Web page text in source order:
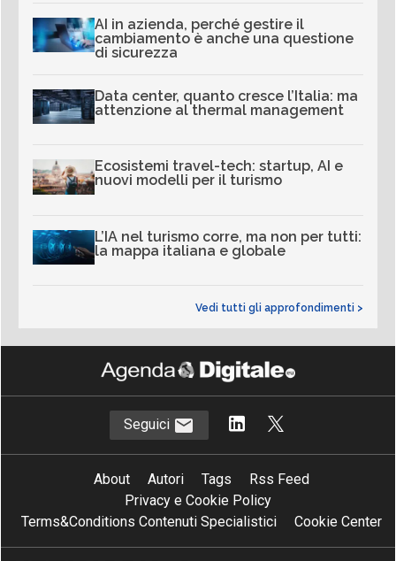
AI in azienda, perché gestire il
cambiamento è anche una questione
di sicurezza
Data center, quanto cresce l’Italia: ma
attenzione al thermal management
Ecosistemi travel-tech: startup, AI e
nuovi modelli per il turismo
L’IA nel turismo corre, ma non per tutti:
la mappa italiana e globale
Vedi tutti gli approfondimenti >
Seguici
About Autori Tags
Rss Feed
Privacy e Cookie Policy
Terms&Conditions Contenuti Specialistici
Cookie Center